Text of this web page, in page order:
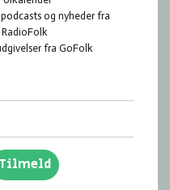
se
har